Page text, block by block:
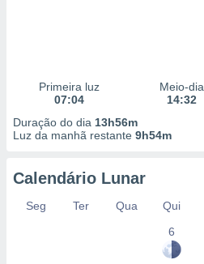
Primeira luz
07:04
Meio-dia
14:32
Duração do dia 13h56m
Luz da manhã restante 9h54m
Calendário Lunar
Seg Ter Qua Qui
6